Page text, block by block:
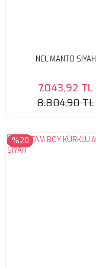
NCL MANTO SİYAH
7.043,92 TL
8.804,90 TL
%20